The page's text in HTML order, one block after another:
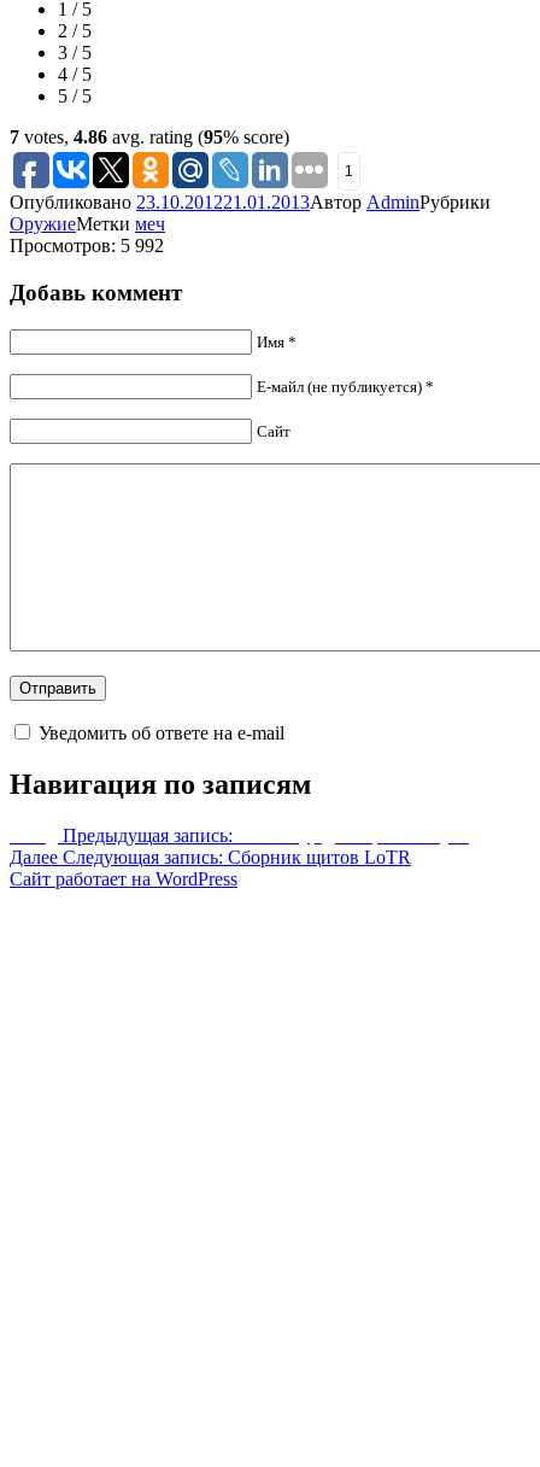
1 / 5
2 / 5
3 / 5
4 / 5
5 / 5
7 votes, 4.86 avg. rating (95% score)
1
Опубликовано 23.10.201221.01.2013Автор AdminРубрики
ОружиеМетки меч
Просмотров: 5 992
Добавь коммент
Имя *
Е-майл (не публикуется) *
Сайт
Уведомить об ответе на e-mail
Навигация по записям
Предыдущая запись:
Далее Следующая запись: Сборник щитов LoTR
Сайт работает на WordPress